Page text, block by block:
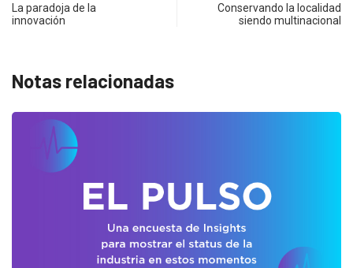
La paradoja de la
innovación
Conservando la localidad
siendo multinacional
Notas relacionadas